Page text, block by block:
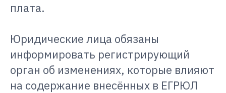
плата.
Юридические лица обязаны
информировать регистрирующий
орган об изменениях, которые влияют
на содержание внесённых в ЕГРЮЛ